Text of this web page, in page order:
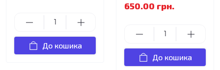
До кошика
650.00 грн.
До кошика